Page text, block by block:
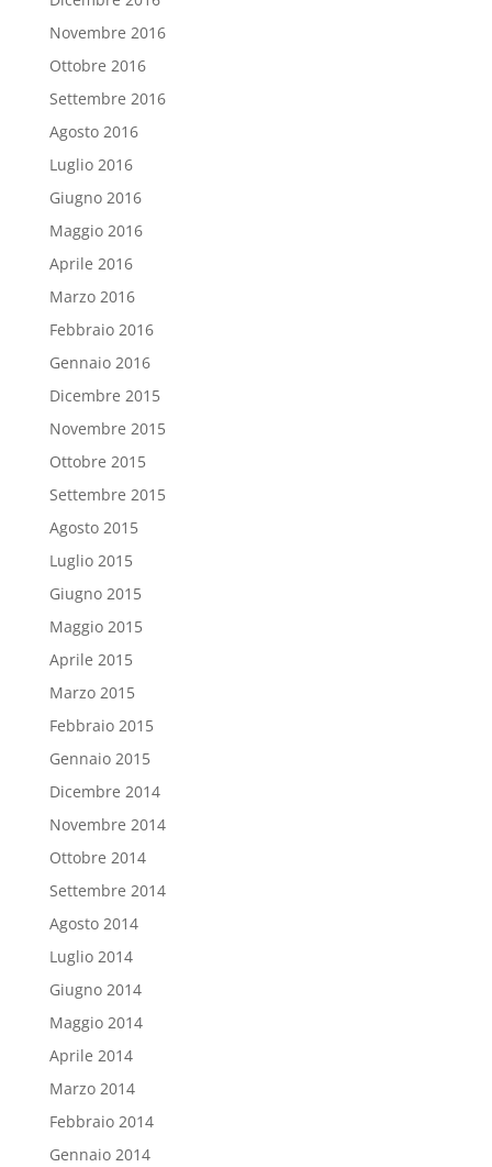
Novembre 2016
Ottobre 2016
Settembre 2016
Agosto 2016
Luglio 2016
Giugno 2016
Maggio 2016
Aprile 2016
Marzo 2016
Febbraio 2016
Gennaio 2016
Dicembre 2015
Novembre 2015
Ottobre 2015
Settembre 2015
Agosto 2015
Luglio 2015
Giugno 2015
Maggio 2015
Aprile 2015
Marzo 2015
Febbraio 2015
Gennaio 2015
Dicembre 2014
Novembre 2014
Ottobre 2014
Settembre 2014
Agosto 2014
Luglio 2014
Giugno 2014
Maggio 2014
Aprile 2014
Marzo 2014
Febbraio 2014
Gennaio 2014